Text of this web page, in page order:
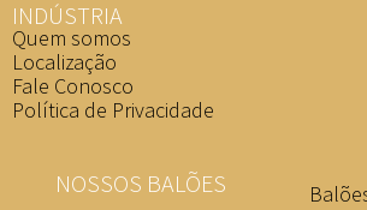
INDÚSTRIA
Quem somos
Localização
Fale Conosco
Política de Privacidade
NOSSOS BALÕES